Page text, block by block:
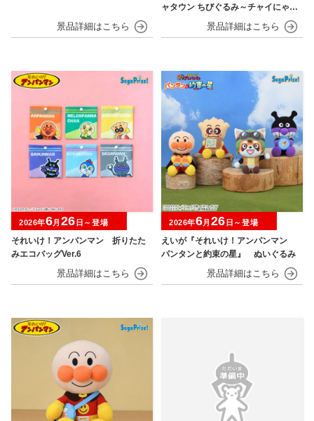
ャタウン ちびぐるみ～チャイにゃFe
それいけ！アンパンマン 折りたた
みエコバッグVer.6
2026年6月 26 日～登場
えいが『それいけ！アンパンマン
パンタンと約束の星』 ぬいぐるみ
2026年6月 26 日～登場